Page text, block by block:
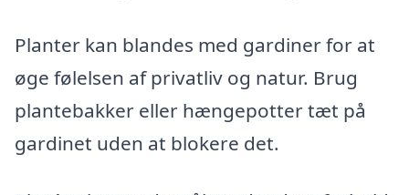
Planter kan blandes med gardiner for at
øge følelsen af privatliv og natur. Brug
plantebakker eller hængepotter tæt på
gardinet uden at blokere det.